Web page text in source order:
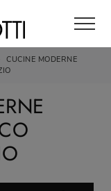
CUCINE MODERNE